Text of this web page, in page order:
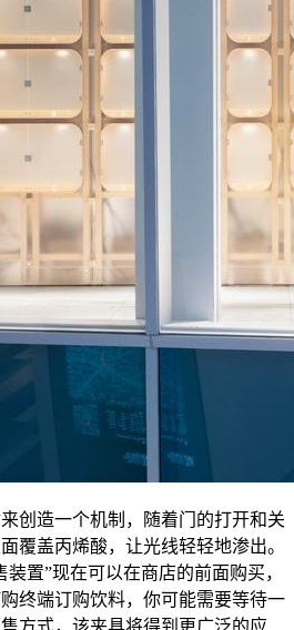
创造一个机制，随着门的打开和关
覆盖丙烯酸，让光线轻轻地渗出。
置”现在可以在商店的前面购买，
终端订购饮料，你可能需要等待一
方式，该夹具将得到更广泛的应